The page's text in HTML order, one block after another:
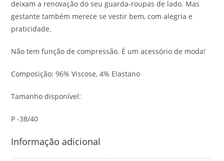
deixam a renovação do seu guarda-roupas de lado. Mas
gestante também merece se vestir bem, com alegria e
praticidade.
Não tem função de compressão. É um acessório de moda!
Composição: 96% Viscose, 4% Elastano
Tamanho disponível:
P -38/40
Informação adicional